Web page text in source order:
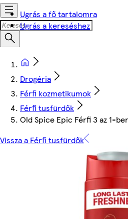
Ugrás a fő tartalomra
Ugrás a kereséshez
Drogéria
Férfi kozmetikumok
Férfi tusfürdők
Old Spice Epic Férfi 3 az 1-
Vissza a Férfi tusfürdők